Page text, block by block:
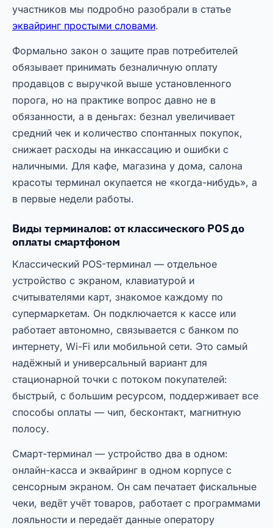
участников мы подробно разобрали в статье
эквайринг простыми словами.
Формально закон о защите прав потребителей
обязывает принимать безналичную оплату
продавцов с выручкой выше установленного
порога, но на практике вопрос давно не в
обязанности, а в деньгах: безнал увеличивает
средний чек и количество спонтанных покупок,
снижает расходы на инкассацию и ошибки с
наличными. Для кафе, магазина у дома, салона
красоты терминал окупается не «когда-нибудь», а
в первые недели работы.
Виды терминалов: от классического POS до
оплаты смартфоном
Классический POS-терминал — отдельное
устройство с экраном, клавиатурой и
считывателями карт, знакомое каждому по
супермаркетам. Он подключается к кассе или
работает автономно, связывается с банком по
интернету, Wi-Fi или мобильной сети. Это самый
надёжный и универсальный вариант для
стационарной точки с потоком покупателей:
быстрый, с большим ресурсом, поддерживает все
способы оплаты — чип, бесконтакт, магнитную
полосу.
Смарт-терминал — устройство два в одном:
онлайн-касса и эквайринг в одном корпусе с
сенсорным экраном. Он сам печатает фискальные
чеки, ведёт учёт товаров, работает с программами
лояльности и передаёт данные оператору